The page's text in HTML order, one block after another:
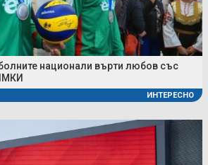
национали върти любов със
ИНТЕРЕСНО